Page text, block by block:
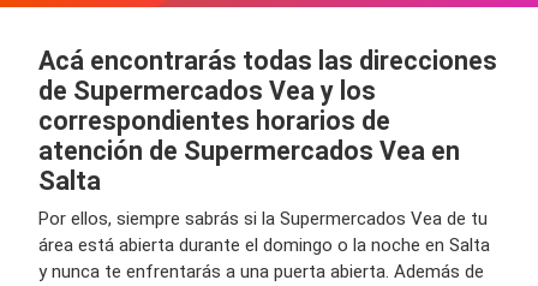
Acá encontrarás todas las direcciones
de Supermercados Vea y los
correspondientes horarios de
atención de Supermercados Vea en
Salta
Por ellos, siempre sabrás si la Supermercados Vea de tu
área está abierta durante el domingo o la noche en Salta
y nunca te enfrentarás a una puerta abierta. Además de